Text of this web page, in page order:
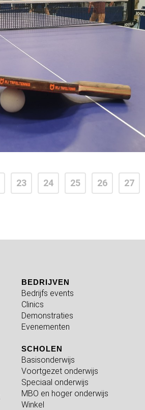
23 24 25 26 27
BEDRIJVEN
Bedrijfs events
Clinics
Demonstraties
Evenementen
SCHOLEN
Basisonderwijs
Voortgezet onderwijs
Speciaal onderwijs
MBO en hoger onderwijs
Winkel